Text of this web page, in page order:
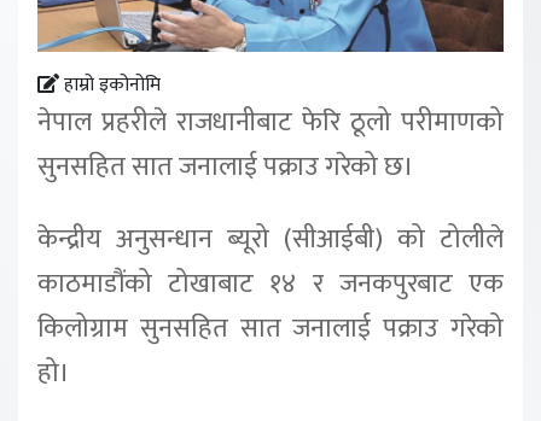
हाम्रो इकोनोमि
नेपाल प्रहरीले राजधानीबाट फेरि ठूलो परीमाणको
सुनसहित सात जनालाई पक्राउ गरेको छ।
केन्द्रीय अनुसन्धान ब्यूरो (सीआईबी) को टोलीले
काठमाडौंको टोखाबाट १४ र जनकपुरबाट एक
किलोग्राम सुनसहित सात जनालाई पक्राउ गरेको
हो।